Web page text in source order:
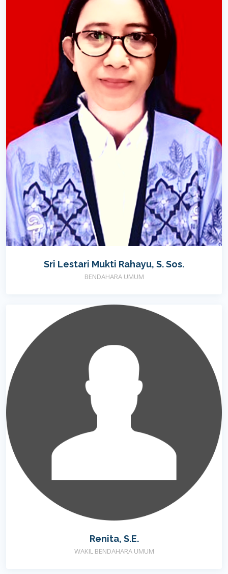
Sri Lestari Mukti Rahayu, S. Sos.
BENDAHARA UMUM
Renita, S.E.
WAKIL BENDAHARA UMUM